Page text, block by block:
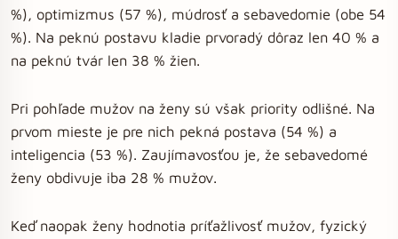
%), optimizmus (57 %), múdrosť a sebavedomie (obe 54
%). Na peknú postavu kladie prvoradý dôraz len 40 % a
na peknú tvár len 38 % žien.
Pri pohľade mužov na ženy sú však priority odlišné. Na
prvom mieste je pre nich pekná postava (54 %) a
inteligencia (53 %). Zaujímavosťou je, že sebavedomé
ženy obdivuje iba 28 % mužov.
Keď naopak ženy hodnotia príťažlivosť mužov, fyzický